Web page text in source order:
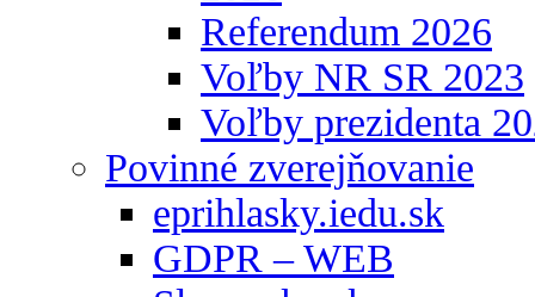
Referendum 2026
Voľby NR SR 2023
Voľby prezidenta
Povinné zverejňovanie
eprihlasky.iedu.sk
GDPR – WEB